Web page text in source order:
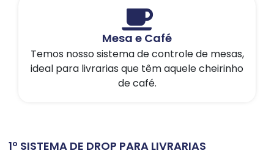
Mesa e Café
Temos nosso sistema de controle de mesas,
ideal para livrarias que têm aquele cheirinho
de café.
1º SISTEMA DE DROP PARA LIVRARIAS